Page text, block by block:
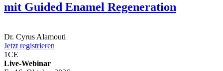
mit Guided Enamel Regeneration
Dr. Cyrus Alamouti
Jetzt registrieren
1CE
Live-Webinar